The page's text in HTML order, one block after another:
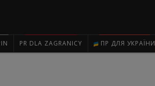
PR DLA ZAGRANICY ПР ДЛЯ УКРАЇНИ